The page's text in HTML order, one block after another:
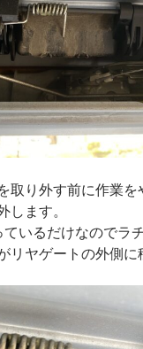
取り外す前に作業を
します。
いるだけなのでラ
リヤゲートの外側に